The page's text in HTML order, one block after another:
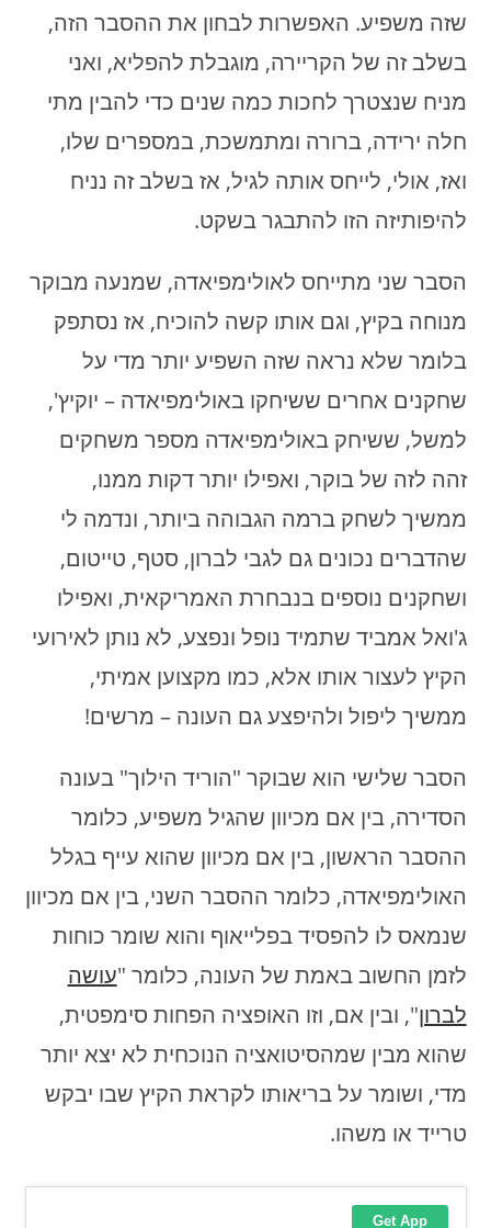
שזה משפיע. האפשרות לבחון את ההסבר הזה,
בשלב זה של הקריירה, מוגבלת להפליא, ואני
מניח שנצטרך לחכות כמה שנים כדי להבין מתי
חלה ירידה, ברורה ומתמשכת, במספרים שלו,
ואז, אולי, לייחס אותה לגיל, אז בשלב זה נניח
להיפותיזה הזו להתבגר בשקט.
הסבר שני מתייחס לאולימפיאדה, שמנעה מבוקר
מנוחה בקיץ, וגם אותו קשה להוכיח, אז נסתפק
בלומר שלא נראה שזה השפיע יותר מדי על
שחקנים אחרים ששיחקו באולימפיאדה – יוקיץ',
למשל, ששיחק באולימפיאדה מספר משחקים
זהה לזה של בוקר, ואפילו יותר דקות ממנו,
ממשיך לשחק ברמה הגבוהה ביותר, ונדמה לי
שהדברים נכונים גם לגבי לברון, סטף, טייטום,
ושחקנים נוספים בנבחרת האמריקאית, ואפילו
ג'ואל אמביד שתמיד נופל ונפצע, לא נותן לאירועי
הקיץ לעצור אותו אלא, כמו מקצוען אמיתי,
ממשיך ליפול ולהיפצע גם העונה – מרשים!
הסבר שלישי הוא שבוקר "הוריד הילוך" בעונה
הסדירה, בין אם מכיוון שהגיל משפיע, כלומר
ההסבר הראשון, בין אם מכיוון שהוא עייף בגלל
האולימפיאדה, כלומר ההסבר השני, בין אם מכיוון
שנמאס לו להפסיד בפלייאוף והוא שומר כוחות
לזמן החשוב באמת של העונה, כלומר "עושה
לברון", ובין אם, וזו האופציה הפחות סימפטית,
שהוא מבין שמהסיטואציה הנוכחית לא יצא יותר
מדי, ושומר על בריאותו לקראת הקיץ שבו יבקש
טרייד או משהו.